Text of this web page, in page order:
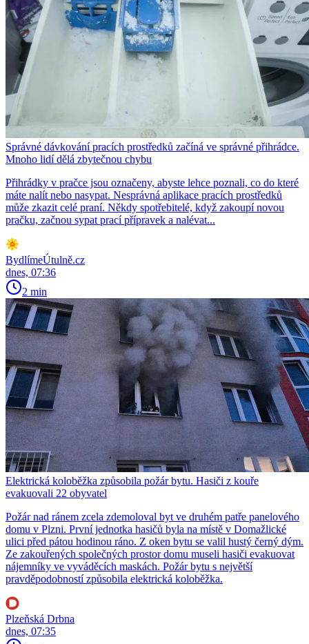
Správné dávkování pracích prostředků začíná ve správné přihrádce.
Mnoho lidí dělá zbytečnou chybu
Přihrádky v pračce jsou označeny, abyste lehce poznali, co do které
máte nalít nebo nasypat. Nesprávná aplikace pracích prostředků
může zkazit celé praní. Někdy spotřebitelé, když zakoupí novou
pračku, začnou sypat prací přípravek a nalévat...
BydlímeÚtulně.cz
dnes, 07:36
2 min
Elektrická koloběžka způsobila požár bytu. Hasiči z kouře
evakuovali 22 obyvatel
Požár nad ránem zcela zdemoloval byt ve druhém patře panelového
domu v Plzni. První jednotka hasičů byla na místě v Domažlické
ulici před pátou hodinou ráno. Z oken bytu se valil hustý černý dým.
Ze zakouřených společných prostor domu museli hasiči evakuovat
nájemníky ve vyváděcích maskách. Požár bytu s největší
pravděpodobností způsobila elektrická koloběžka.
Plzeňská Drbna
dnes, 07:35